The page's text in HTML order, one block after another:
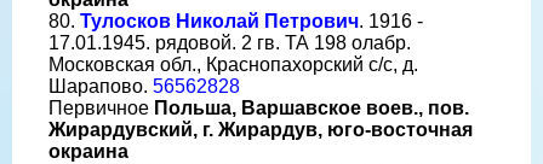
80. Тулосков Николай Петрович. 1916 -
17.01.1945. рядовой. 2 гв. ТА 198 олабр.
Московская обл., Краснопахорский с/с, д.
Шарапово. 56562828
Первичное Польша, Варшавское воев., пов.
Жирардувский, г. Жирардув, юго-восточная
окраина